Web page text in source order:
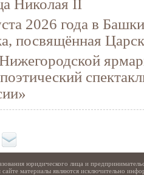
Николая II
2026 года в
посвящённая
юридического лица и
материалы являются исключительно